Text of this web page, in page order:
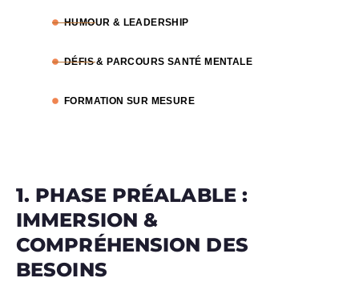
HUMOUR & LEADERSHIP ​
DÉFIS & PARCOURS SANTÉ MENTALE
FORMATION SUR MESURE
1. PHASE PRÉALABLE :
IMMERSION &
COMPRÉHENSION DES
BESOINS